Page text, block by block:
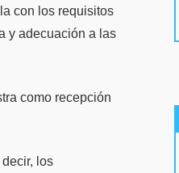
con los requisitos
y adecuación a las
como recepción
los